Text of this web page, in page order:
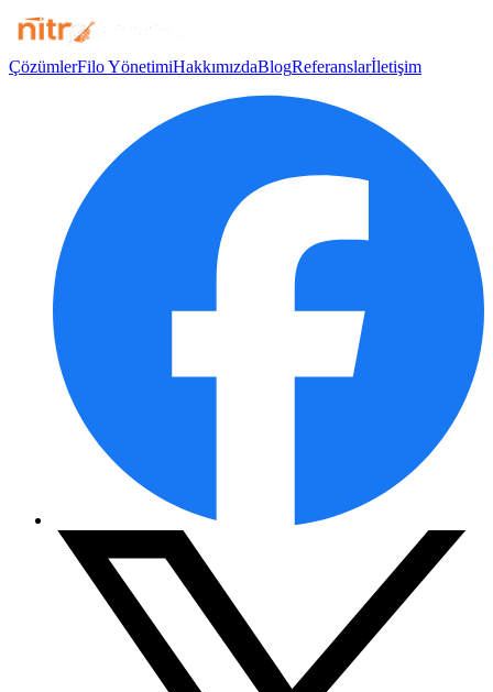
ÇözümlerFilo YönetimiHakkımızdaBlogReferanslarİletişim